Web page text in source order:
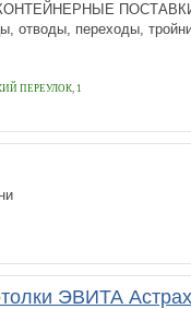
переходы,
ПЕРЕУЛОК, 1
ЭВИТА